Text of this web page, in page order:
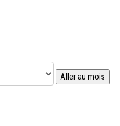
Aller au mois